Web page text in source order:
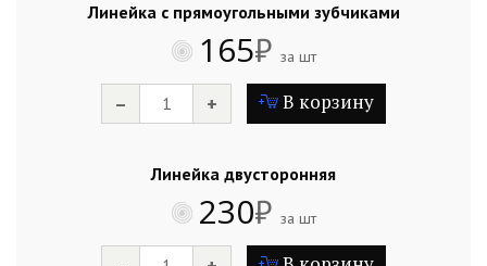
Линейка с прямоугольными зубчиками
165₽ за шт
– + В корзину
Линейка двусторонняя
230₽ за шт